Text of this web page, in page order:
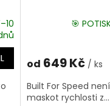
🎯
od 649 Kč / ks
Built For Speed
maskot rychlosti z...